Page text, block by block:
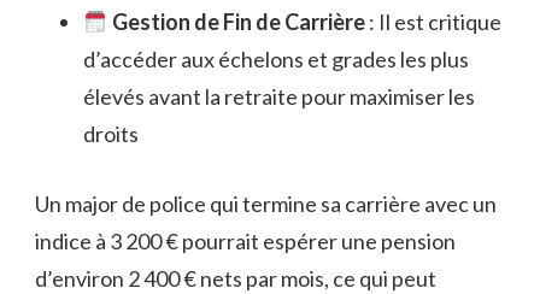
Gestion de Fin de Carrière: Il est critique
d’accéder aux échelons et grades les plus
élevés avant la retraite pour maximiser les
droits
Un major de police qui termine sa carrière avec un
indice à 3 200 € pourrait espérer une pension
d’environ 2 400 € nets par mois, ce qui peut